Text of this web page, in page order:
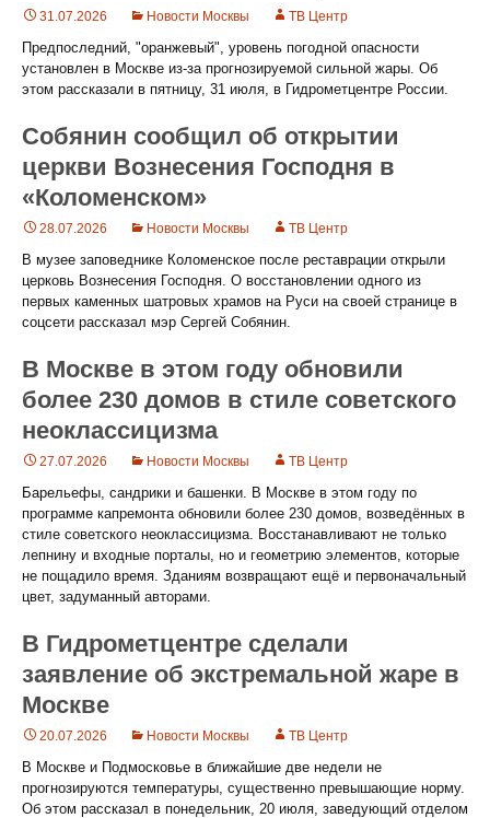
31.07.2026 Новости Москвы ТВ Центр
Предпоследний, "оранжевый", уровень погодной опасности
установлен в Москве из-за прогнозируемой сильной жары. Об
этом рассказали в пятницу, 31 июля, в Гидрометцентре России.
Собянин сообщил об открытии
церкви Вознесения Господня в
«Коломенском»
28.07.2026 Новости Москвы ТВ Центр
В музее заповеднике Коломенское после реставрации открыли
церковь Вознесения Господня. О восстановлении одного из
первых каменных шатровых храмов на Руси на своей странице в
соцсети рассказал мэр Сергей Собянин.
В Москве в этом году обновили
более 230 домов в стиле советского
неоклассицизма
27.07.2026 Новости Москвы ТВ Центр
Барельефы, сандрики и башенки. В Москве в этом году по
программе капремонта обновили более 230 домов, возведённых в
стиле советского неоклассицизма. Восстанавливают не только
лепнину и входные порталы, но и геометрию элементов, которые
не пощадило время. Зданиям возвращают ещё и первоначальный
цвет, задуманный авторами.
В Гидрометцентре сделали
заявление об экстремальной жаре в
Москве
20.07.2026 Новости Москвы ТВ Центр
В Москве и Подмосковье в ближайшие две недели не
прогнозируются температуры, существенно превышающие норму.
Об этом рассказал в понедельник, 20 июля, заведующий отделом